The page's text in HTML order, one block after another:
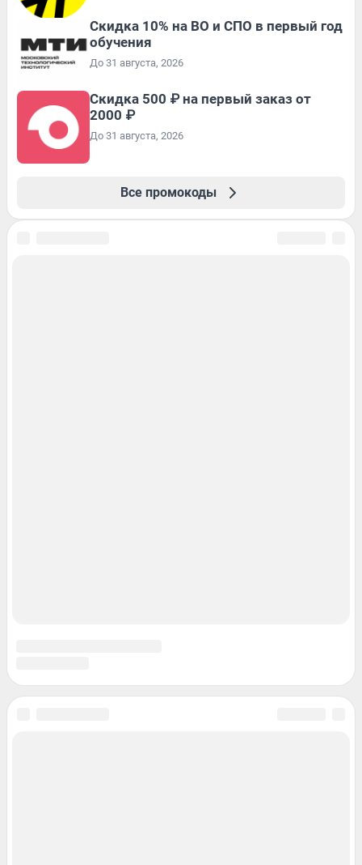
Скидка 10% на ВО и СПО в первый год
обучения
До 31 августа, 2026
Скидка 500 ₽ на первый заказ от
2000 ₽
До 31 августа, 2026
Все промокоды